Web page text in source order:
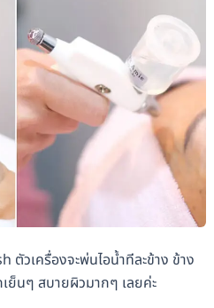
วเครื่องจะพ่นไอน้ำทีละข้าง ข้าง
เย็นๆ สบายผิวมากๆ เลยค่ะ